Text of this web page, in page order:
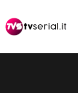
alla
navigazione
contenuto